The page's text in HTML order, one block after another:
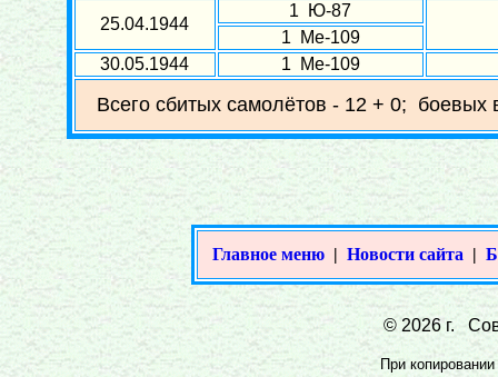
25.04.1944
1 Ю-87
1 Ме-109
30.05.1944
1 Ме-109
Всего сбитых самолётов - 12 + 0;
Главное меню | Новости сайта |
© 2026 г.
При копировании